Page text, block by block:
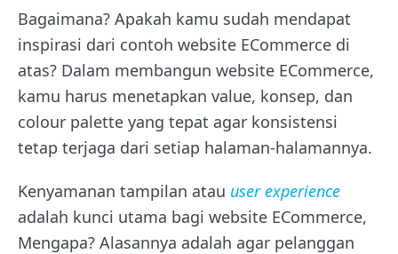
Bagaimana? Apakah kamu sudah mendapat
inspirasi dari contoh website ECommerce di
atas? Dalam membangun website ECommerce,
kamu harus menetapkan value, konsep, dan
colour palette yang tepat agar konsistensi
tetap terjaga dari setiap halaman-halamannya.
Kenyamanan tampilan atau user experience
adalah kunci utama bagi website ECommerce,
Mengapa? Alasannya adalah agar pelanggan